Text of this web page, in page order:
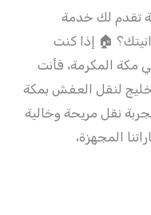
تقدم لك خدمة
🏠 إذا كنت
مكة المكرمة، فأنت
لنقل العفش بمكة
نقل مريحة وخالية
المجهزة،